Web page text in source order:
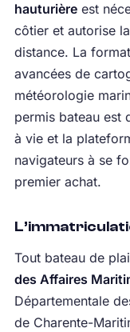
hauturièreest
côtier et autorise
distance. La
avancées de
météorologie
permis bateau est
à vie et la
navigateurs à se
premier achat.
Tout bateau de
des Affaires
Départementale
de Charente-